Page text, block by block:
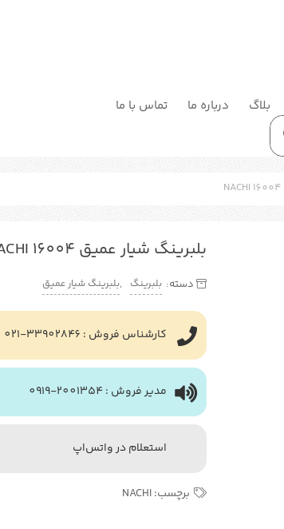
بلاگ درباره ما تماس با ما
بلبرینگ شیار عمیق NACHI 16004
دسته: بلبرینگ ,بلبرینگ شیار عمیق
کارشناس فروش : 33902846-021
مدیر فروش : 2001354-0919
استعلام در واتس‌اپ
برچسب:NACHI